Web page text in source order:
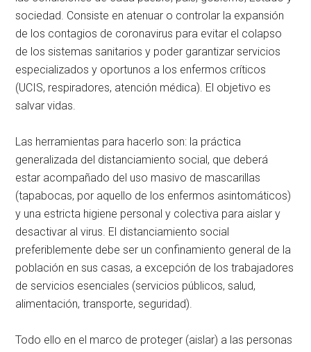
sociedad. Consiste en atenuar o controlar la expansión
de los contagios de coronavirus para evitar el colapso
de los sistemas sanitarios y poder garantizar servicios
especializados y oportunos a los enfermos críticos
(UCIS, respiradores, atención médica). El objetivo es
salvar vidas.
Las herramientas para hacerlo son: la práctica
generalizada del distanciamiento social, que deberá
estar acompañado del uso masivo de mascarillas
(tapabocas, por aquello de los enfermos asintomáticos)
y una estricta higiene personal y colectiva para aislar y
desactivar al virus. El distanciamiento social
preferiblemente debe ser un confinamiento general de la
población en sus casas, a excepción de los trabajadores
de servicios esenciales (servicios públicos, salud,
alimentación, transporte, seguridad).
Todo ello en el marco de proteger (aislar) a las personas